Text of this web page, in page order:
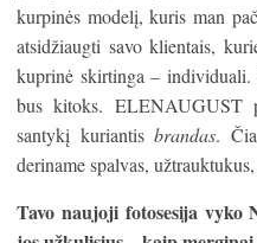
kurpinės modelį, kuris man
atsidžiaugti savo klientais,
kuprinė skirtinga –
bus kitoks. ELENAUGUST
santykį kuriantisbrandas.
deriname spalvas,
Tavo naujoji fotosesija vyko